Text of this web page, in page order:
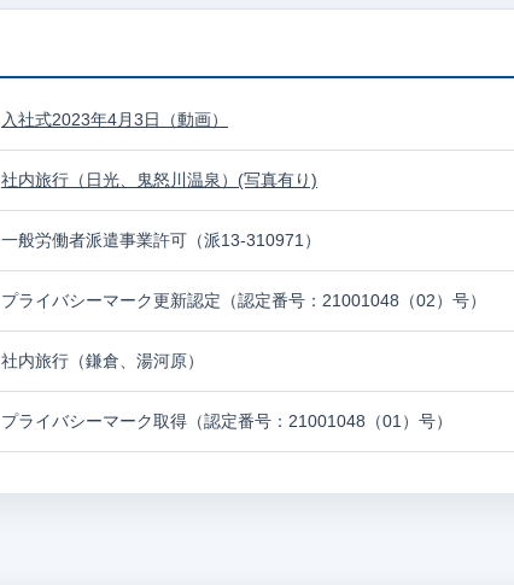
入社式2023年4月3日（動画）
社内旅行（日光、鬼怒川温泉）(写真有り)
一般労働者派遣事業許可（派13-310971）
プライバシーマーク更新認定（認定番号：21001048（02）号）
社内旅行（鎌倉、湯河原）
プライバシーマーク取得（認定番号：21001048（01）号）